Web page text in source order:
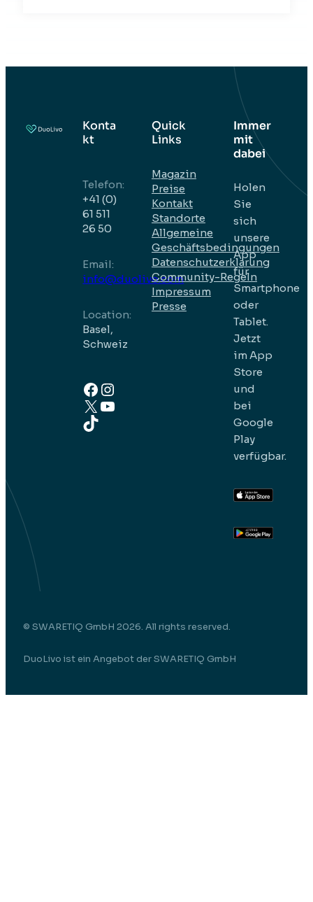
Konta
kt
Telefon:
+41 (0)
61 511
26 50
EmaiI:
info@duolivo.com
Location:
Basel,
Schweiz
Facebook
Instagram
X YouTube
TikTok
Quick
Links
Magazin
Preise
Kontakt
Standorte
Allgemeine
Geschäftsbedingungen
Datenschutzerklärung
Community-Regeln
Impressum
Presse
Immer
mit
dabei
Holen
Sie
sich
unsere
App
für
Smartphone
oder
Tablet.
Jetzt
im App
Store
und
bei
Google
Play
verfügbar.
© SWARETIQ GmbH 2026. All rights reserved.
DuoLivo ist ein Angebot der SWARETIQ GmbH